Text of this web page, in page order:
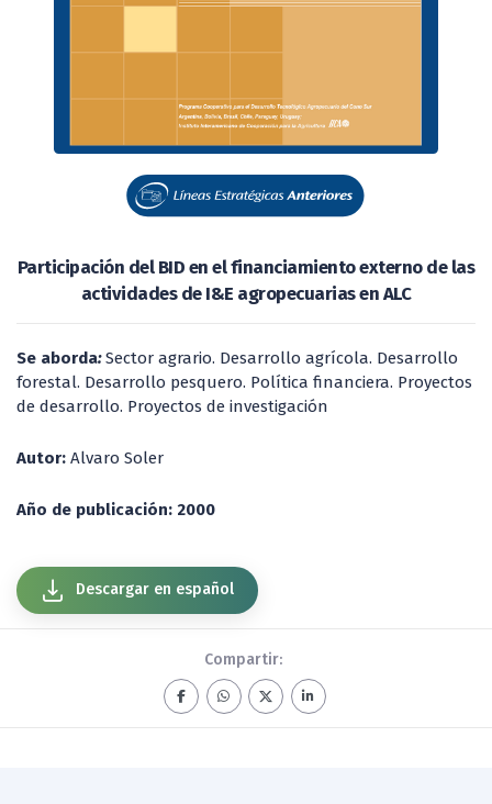
Participación del BID en el financiamiento externo de las
actividades de I&E agropecuarias en ALC
Se aborda:Sector agrario. Desarrollo agrícola. Desarrollo
forestal. Desarrollo pesquero. Política financiera. Proyectos
de desarrollo. Proyectos de investigación
Autor: Alvaro Soler
Año de publicación: 2000
Descargar en español
Compartir: